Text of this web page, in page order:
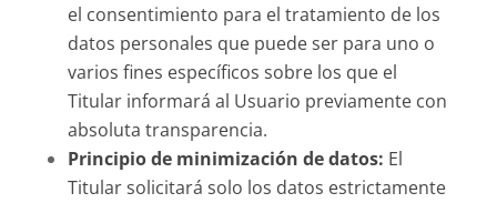
el consentimiento para el tratamiento de los
datos personales que puede ser para uno o
varios fines específicos sobre los que el
Titular informará al Usuario previamente con
absoluta transparencia.
Principio de minimización de datos: El
Titular solicitará solo los datos estrictamente